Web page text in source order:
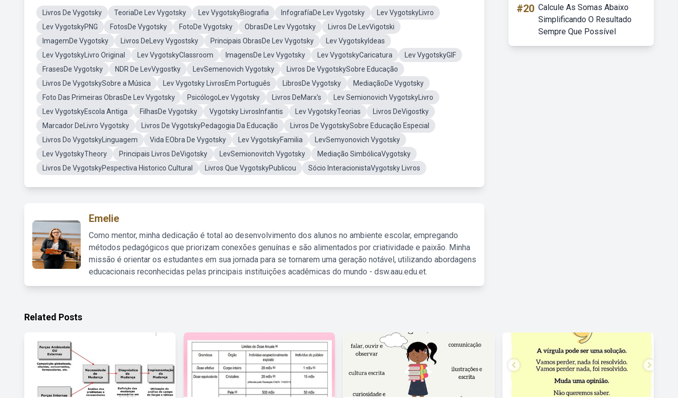
Livros De Vygotsky TeoriaDe Lev Vygotsky Lev VygotskyBiografia InfografíaDe Lev Vygotsky
Lev VygotskyLivro
Lev VygotskyPNG
FotosDe Vygotsky FotoDe Vygotsky ObrasDe Lev Vygotsky
Livros De LevVigotski
ImagemDe Vygotsky
Livros DeLevy Vygostsky Principais ObrasDe Lev Vygotsky
Lev VygotskyIdeas
Lev VygotskyLivro Original
Lev VygotskyClassroom ImagensDe Lev Vygotsky Lev VygotskyCaricatura
Lev VygotskyGIF
FrasesDe Vygotsky
NDR De LevVygostky LevSemenovich Vygotsky
Livros De VygotskySobre Educação
Livros De VygotskySobre a Música
Lev Vygotsky LivrosEm Português LibrosDe Vygotsky
MediaçãoDe Vygotsky
Foto Das Primeiras ObrasDe Lev Vygotsky
PsicólogoLev Vygotsky Livros DeMarx's
Lev Semionovich VygotskyLivro
Lev VygotskyEscola Antiga
FilhasDe Vygotsky Vygotsky LivrosInfantis Lev VygotskyTeorias
Livros DeVigostky
Marcador DeLivro Vygotsky
Livros De VygotskyPedagogia Da Educação
Livros De VygotskySobre Educação Especial
Livros Do VygotskyLinguagem
Vida EObra De Vygotsky Lev VygotskyFamilia
LevSemyonovich Vygotsky
Lev VygotskyTheory
Principais Livros DeVigotsky LevSemionovitch Vygotsky
Mediação SimbólicaVygotsky
Livros De VygotskyPespectiva Historico Cultural
Livros Que VygotskyPublicou Sócio InteracionistaVygotsky Livros
Emelie
Como mentor, minha dedicação é total ao desenvolvimento dos alunos no ambiente escolar, empregando
métodos pedagógicos que priorizam conexões genuínas e são alimentados por criatividade e paixão. Minha
missão é orientar os estudantes em sua jornada para se tornarem uma geração notável, utilizando abordagens
educacionais reconhecidas pelas principais instituições acadêmicas do mundo - dsw.aau.edu.et.
#20 Calcule As Somas Abaixo
Simplificando O Resultado
Sempre Que Possível
Related Posts